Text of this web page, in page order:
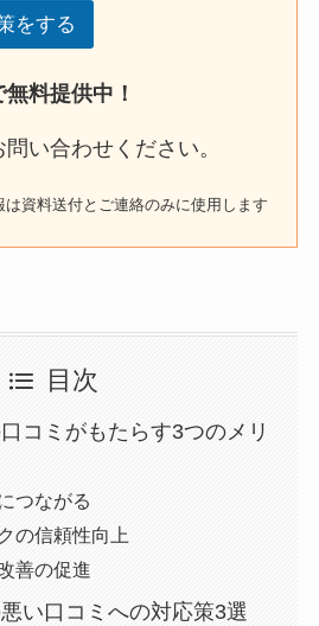
をする
料提供中！
い合わせください。
資料送付とご連絡のみに使用します
目次
コミがもたらす3つのメリ
つながる
の信頼性向上
善の促進
い口コミへの対応策3選